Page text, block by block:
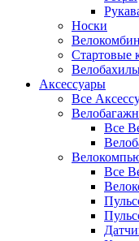
Носки
Стартовые
Аксессуары
Все
Все
Все